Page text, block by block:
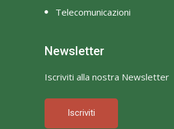
Telecomunicazioni
Newsletter
Iscriviti alla nostra Newsletter
Iscriviti